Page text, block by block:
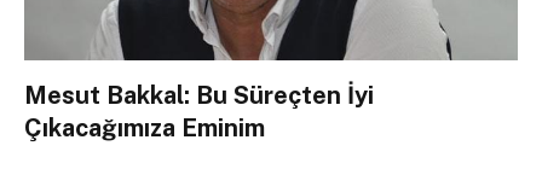
Mesut Bakkal: Bu Süreçten İyi
Çıkacağımıza Eminim